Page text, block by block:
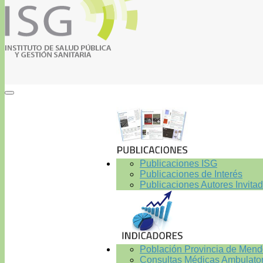
Publicaciones ISG
Publicaciones de Interés
Publicaciones Autores
Población Provincia de
Consultas Médicas